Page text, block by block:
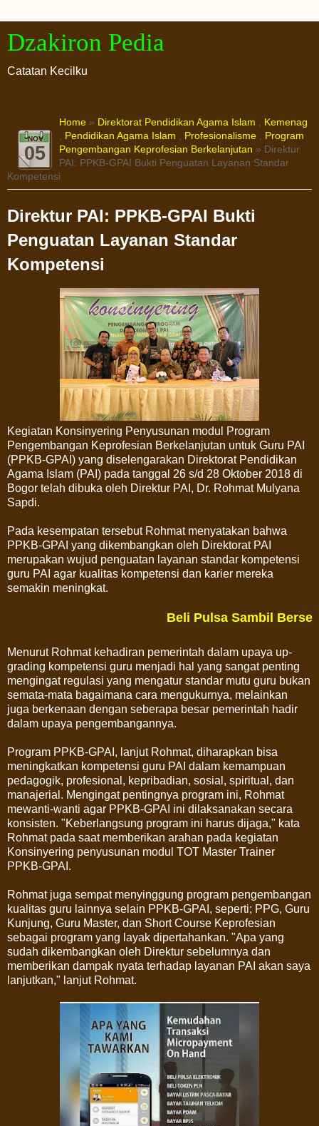
Dzakiron Pedia
Catatan Kecilku
NOV
05
Home » Direktorat Pendidikan Agama Islam , Kemenag
, Pendidikan Agama Islam , Profesionalisme , Program
Pengembangan Keprofesian Berkelanjutan » Direktur
PAI: PPKB-GPAI Bukti Penguatan Layanan Standar
Kompetensi
Direktur PAI: PPKB-GPAI Bukti
Penguatan Layanan Standar
Kompetensi
Kegiatan Konsinyering Penyusunan modul Program
Pengembangan Keprofesian Berkelanjutan untuk Guru PAI
(PPKB-GPAI) yang diselengarakan Direktorat Pendidikan
Agama Islam (PAI) pada tanggal 26 s/d 28 Oktober 2018 di
Bogor telah dibuka oleh Direktur PAI, Dr. Rohmat Mulyana
Sapdi.
Pada kesempatan tersebut Rohmat menyatakan bahwa
PPKB-GPAI yang dikembangkan oleh Direktorat PAI
merupakan wujud penguatan layanan standar kompetensi
guru PAI agar kualitas kompetensi dan karier mereka
semakin meningkat.
Beli Pulsa Sambil
Menurut Rohmat kehadiran pemerintah dalam upaya up-
grading kompetensi guru menjadi hal yang sangat penting
mengingat regulasi yang mengatur standar mutu guru bukan
semata-mata bagaimana cara mengukurnya, melainkan
juga berkenaan dengan seberapa besar pemerintah hadir
dalam upaya pengembangannya.
Program PPKB-GPAI, lanjut Rohmat, diharapkan bisa
meningkatkan kompetensi guru PAI dalam kemampuan
pedagogik, profesional, kepribadian, sosial, spiritual, dan
manajerial. Mengingat pentingnya program ini, Rohmat
mewanti-wanti agar PPKB-GPAI ini dilaksanakan secara
konsisten. "Keberlangsung program ini harus dijaga," kata
Rohmat pada saat memberikan arahan pada kegiatan
Konsinyering penyusunan modul TOT Master Trainer
PPKB-GPAI.
Rohmat juga sempat menyinggung program pengembangan
kualitas guru lainnya selain PPKB-GPAI, seperti; PPG, Guru
Kunjung, Guru Master, dan Short Course Keprofesian
sebagai program yang layak dipertahankan. "Apa yang
sudah dikembangkan oleh Direktur sebelumnya dan
memberikan dampak nyata terhadap layanan PAI akan saya
lanjutkan," lanjut Rohmat.